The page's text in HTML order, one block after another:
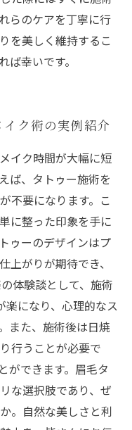
らのケアを丁寧に行
を美しく維持するこ
ば幸いです。
ク術の実例紹介
イク時間が大幅に短
ば、タトゥー施術を
不要になります。こ
に整った印象を手に
ゥーのデザインはプ
上がりが期待でき、
体験談として、施術
楽になり、心理的なス
また、施術後は日焼
行うことが必要で
ができます。眉毛タ
な選択肢であり、ぜ
。自然な美しさと利